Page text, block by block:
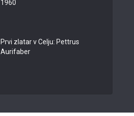
1960
Prvi zlatar v Celju: Pettrus
Aurifaber